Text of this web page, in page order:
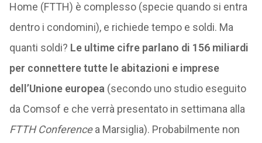
Home (FTTH) è complesso (specie quando si entra
dentro i condomini), e richiede tempo e soldi. Ma
quanti soldi? Le ultime cifre parlano di 156 miliardi
per connettere tutte le abitazioni e imprese
dell’Unione europea (secondo uno studio eseguito
da Comsof e che verrà presentato in settimana alla
FTTH Conferencea Marsiglia). Probabilmente non